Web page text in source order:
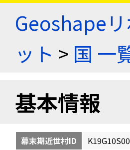
Geoshapeリ
ット > 国 一
基本情報
幕末期近世村ID